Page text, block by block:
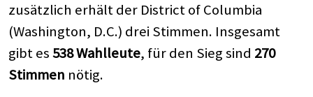
zusätzlich erhält der District of Columbia
(Washington, D.C.) drei Stimmen. Insgesamt
gibt es538 Wahlleute, für den Sieg sind 270
Stimmen nötig.